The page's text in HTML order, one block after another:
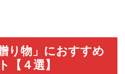
り物」におすすめ
【４選】